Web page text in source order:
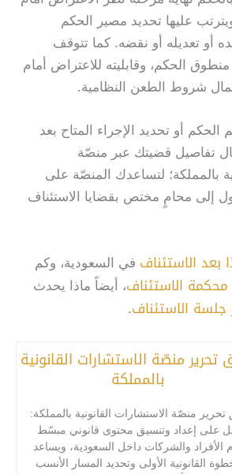
عليها تحديد مصير الحكم
أو تعديله أو نقضه. كما تتوقف
منطوق الحكم، وقابليته للاعتراض أمام
شروط الطعن النظامية.
الحكم أو تحديد الإجراء المتاح بعد
تفاصيل قضيتك عبر منصّة
بالمملكة؛ لتساعدك المنصّة على
إلى محامٍ مختص بقضايا الاستئناف
بعد الاستئناف في السعودية، وكم
الاستئناف، أيضاً ماذا يحدث
الاستئناف.
تحرير منصّة الاستشارات القانونية
بالمملكة
تحرير منصّة الاستشارات القانونية بالمملكة:
على إعداد وتنسيق محتوى قانوني مبسّط
الأفراد والشركات داخل السعودية، ويساعد
القانونية الأولى وتحديد المسار الأنسب